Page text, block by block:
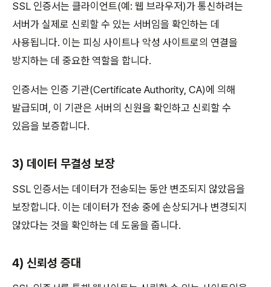
SSL 인증서는 클라이언트(예: 웹 브라우저)가 통신하려는
서버가 실제로 신뢰할 수 있는 서버임을 확인하는 데
사용됩니다. 이는 피싱 사이트나 악성 사이트로의 연결을
방지하는 데 중요한 역할을 합니다.
인증서는 인증 기관(Certificate Authority, CA)에 의해
발급되며, 이 기관은 서버의 신원을 확인하고 신뢰할 수
있음을 보증합니다.
3) 데이터 무결성 보장
SSL 인증서는 데이터가 전송되는 동안 변조되지 않았음을
보장합니다. 이는 데이터가 전송 중에 손상되거나 변경되지
않았다는 것을 확인하는 데 도움을 줍니다.
4) 신뢰성 증대